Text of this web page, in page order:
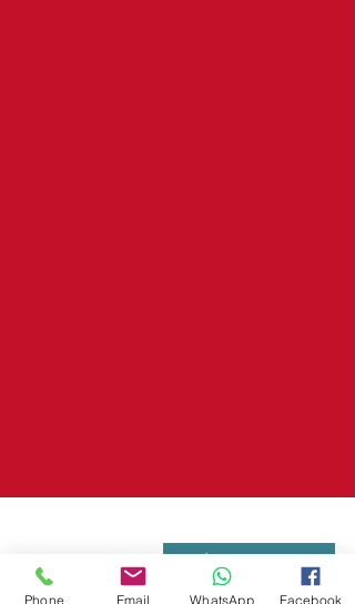
Phone Email WhatsApp Facebook